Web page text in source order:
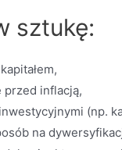
sztukę:
przed inflacją,
(np.
na